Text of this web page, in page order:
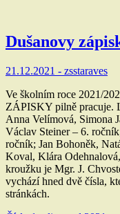
Dušanovy
21.12.2021 - zsstaraves
Ve školním roce 2021/
ZÁPISKY pilně pracuje.
Anna Velímová, Simona
Václav Steiner – 6.
ročník; Jan Bohoněk,
Koval, Klára
kroužku je Mgr. J.
vychází hned dvě čísla,
stránkách.